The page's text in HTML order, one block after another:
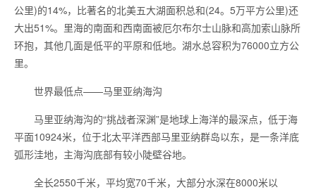
公里)的14%，比著名的北美五大湖面积总和(24。5万平方公里)还
大出51%。里海的南面和西南面被厄尔布尔士山脉和高加索山脉所
环抱，其他几面是低平的平原和低地。湖水总容积为76000立方公
里。
世界最低点——马里亚纳海沟
马里亚纳海沟的“挑战者深渊”是地球上海洋的最深点，低于海
平面10924米，位于北太平洋西部马里亚纳群岛以东，是一条洋底
弧形洼地，主海沟底部有较小陡壁谷地。
全长2550千米，平均宽70千米，大部分水深在8000米以